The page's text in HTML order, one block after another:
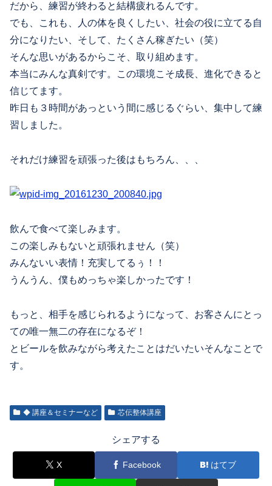
だから、練習が終わると結構疲れるんです。
でも、これも、人の体を良くしたい、社会の役に立てる自
分になりたい、そして、たくさん稼ぎたい（笑）
そんな思いがあるからこそ、取り組めます。
本当にみんな真剣です。この環境こそ成長、進化できると
信じてます。
昨日も３時間があっという間に感じるぐらい、集中して練
習しました。
それだけ練習を頑張った後はもちろん、、、
飲んで食べて楽しみます。
この楽しみもないと頑張れません（笑）
みんないい表情！充実してるぅ！！
うんうん、僕もめっちゃ楽しかったです！
もっと、相手を感じられるようになって、お客さんにとっ
ての唯一無二の存在になるぞ！
とビールを飲みながら考えたことはだいたいそんなことで
す。
◆ 講座＆セミナーなど 芯伝整体講座
シェアする
X Facebook はてブ